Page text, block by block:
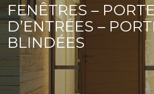
FENÊTRES –
D’ENTRÉES –
BLINDÉES